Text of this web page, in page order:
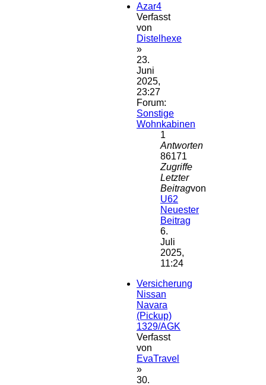
Azar4
Verfasst
von
Distelhexe
»
23.
Juni
2025,
23:27
Forum:
Sonstige
Wohnkabinen
1
Antworten
86171
Zugriffe
Letzter
Beitragvon
U62
Neuester
Beitrag
6.
Juli
2025,
11:24
Versicherung
Nissan
Navara
(Pickup)
1329/AGK
Verfasst
von
EvaTravel
»
30.